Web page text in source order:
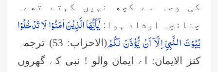
کی وجہ سے کچھ نہیں کہتے تھے۔
چنانچہ ارشاد ہوا: یٰۤاَیُّهَا الَّذِیْنَ اٰمَنُوْا لَا تَدْخُلُوْا
بُیُوْتَ النَّبِیِّ اِلَّاۤ اَنْ یُّؤْذَنَ لَكُمْ(الاحزاب: 53)
ترجمہ
کنز الایمان: اے ایمان والو ! نبی کے گھروں